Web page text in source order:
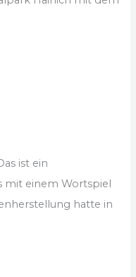
ist ein
mit einem Wortspiel
hatte in